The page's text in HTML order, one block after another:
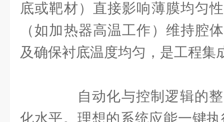
底或靶材）直接影响薄膜均匀
（如加热器高温工作）维持腔
及确保衬底温度均匀，是工程集
自动化与控制逻辑的整
化水平。理想的系统应能一键